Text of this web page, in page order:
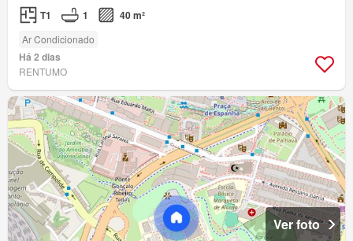
T1 1 40 m²
Ar Condicionado
Há 2 dias
RENTUMO
Ver foto